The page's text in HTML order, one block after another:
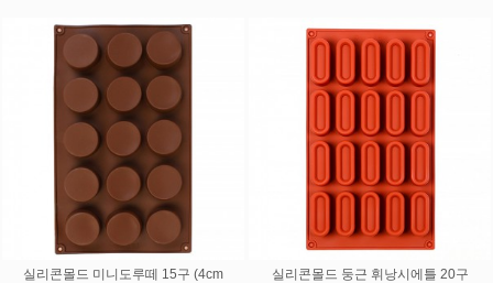
실리콘몰드 미니도루떼 15구 (4cm
실리콘몰드 둥근 휘낭시에틀 20구